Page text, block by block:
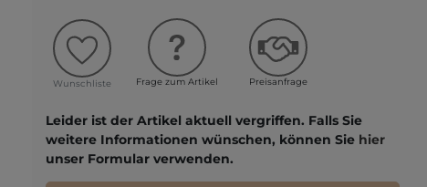
Wunschliste Frage zum Artikel Preisanfrage
Leider ist der Artikel aktuell vergriffen. Falls Sie
weitere Informationen wünschen, können Sie hier
unser Formular verwenden.